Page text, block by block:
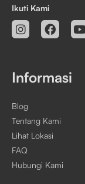
Ikuti Kami
Informasi
Blog
Tentang Kami
Lihat Lokasi
FAQ
Hubungi Kami